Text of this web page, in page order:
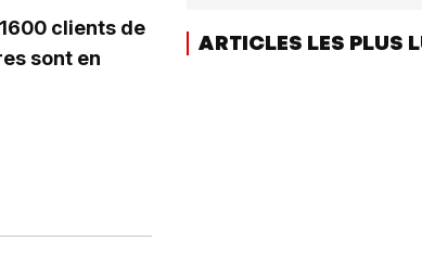
clients de
sont en
ARTICLES LES PLUS